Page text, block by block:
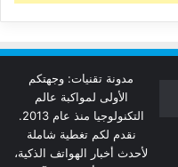
مدونة تقنيات: وجهتكم
الأولى لمواكبة عالم
التكنولوجيا منذ عام 2013.
نقدم لكم تغطية شاملة
لأحدث أخبار الهواتف الذكية،